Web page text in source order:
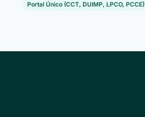
Portal Único (CCT, DUIMP, LPCO, PCCE)